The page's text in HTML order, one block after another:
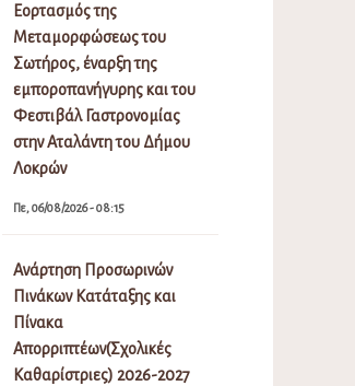
Εορτασμός της
Μεταμορφώσεως του
Σωτήρος, έναρξη της
εμποροπανήγυρης και του
Φεστιβάλ Γαστρονομίας
στην Αταλάντη του Δήμου
Λοκρών
Πε, 06/08/2026 - 08:15
Ανάρτηση Προσωρινών
Πινάκων Κατάταξης και
Πίνακα
Απορριπτέων(Σχολικές
Καθαρίστριες) 2026-2027